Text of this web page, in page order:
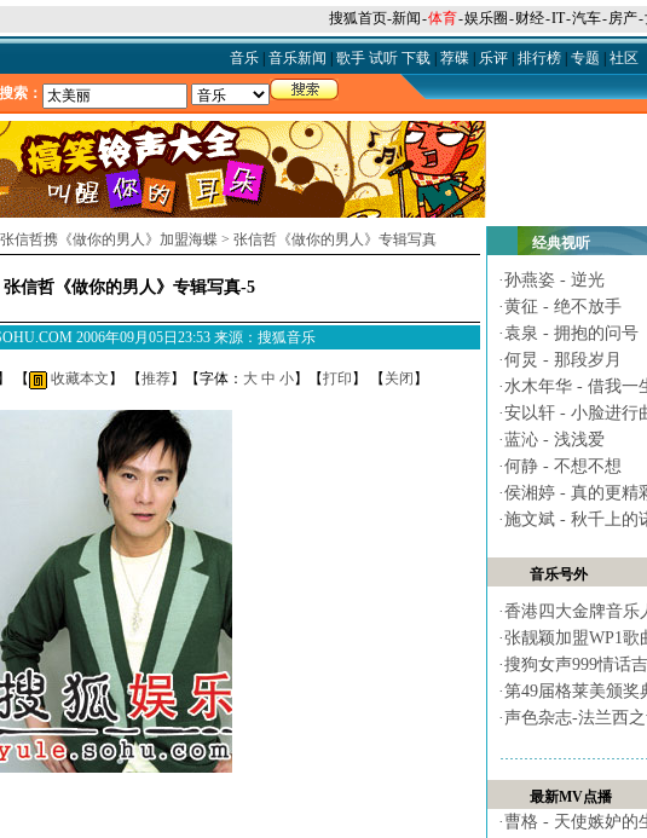
搜狐首页-新闻-体育-娱乐圈 -财经-IT-汽车-房产-
音乐| 音乐新闻 歌手 试听 下载| 荐碟| 乐评| 排行榜| 专题 社区
索：
张信哲携《做你的男人》加盟海蝶 > 张信哲《做你的男人》专辑写真
张信哲《做你的男人》专辑写真-5
2006年09月05日23:53 来源：搜狐音乐
】 【 收藏本文 】 【推荐】【字体： 大 中 小】【打印 】 【 关闭 】
经典视听
·孙燕姿 - 逆光
·黄征 - 绝不放手
·袁泉 - 拥抱的问号
·何炅 - 那段岁月
·水木年华 - 借我一
·安以轩 - 小脸进行
·蓝沁 - 浅浅爱
·何静 - 不想不想
·侯湘婷 - 真的更精
·施文斌 - 秋千上的
音乐号外
·香港四大金牌音乐
·张靓颖加盟WP1歌
·搜狗女声999情话
·第49届格莱美颁奖
·声色杂志-法兰西
最新MV点播
·曹格 - 天使嫉妒的